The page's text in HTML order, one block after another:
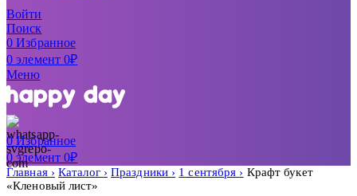
Войти
Поиск
0Избранное
0элемент 0₽
Меню
0Избранное
0элемент 0₽
Главная Каталог Праздники 1 сентября
Крафт букет
«Кленовый лист»